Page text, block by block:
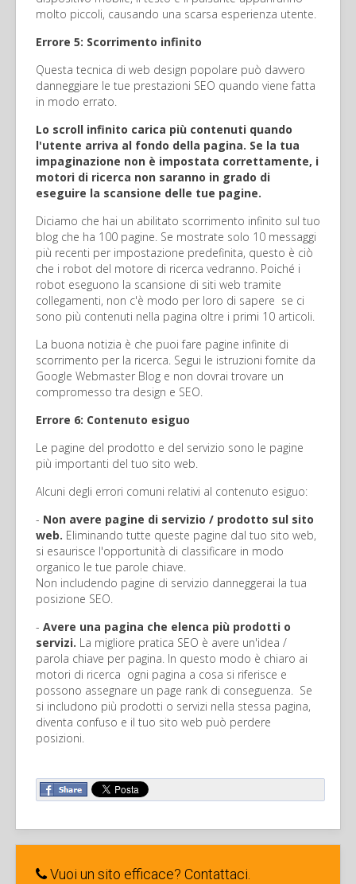
molto piccoli, causando una scarsa esperienza utente.
Errore 5: Scorrimento infinito
Questa tecnica di web design popolare può davvero
danneggiare le tue prestazioni SEO quando viene fatta
in modo errato.
Lo scroll infinito carica più contenuti quando
l'utente arriva al fondo della pagina. Se la tua
impaginazione non è impostata correttamente, i
motori di ricerca non saranno in grado di
eseguire la scansione delle tue pagine.
Diciamo che hai un abilitato scorrimento infinito sul tuo
blog che ha 100 pagine. Se mostrate solo 10 messaggi
più recenti per impostazione predefinita, questo è ciò
che i robot del motore di ricerca vedranno. Poiché i
robot eseguono la scansione di siti web tramite
collegamenti, non c'è modo per loro di sapere se ci
sono più contenuti nella pagina oltre i primi 10 articoli.
La buona notizia è che puoi fare pagine infinite di
scorrimento per la ricerca. Segui le istruzioni fornite da
Google Webmaster Blog e non dovrai trovare un
compromesso tra design e SEO.
Errore 6: Contenuto esiguo
Le pagine del prodotto e del servizio sono le pagine
più importanti del tuo sito web.
Alcuni degli errori comuni relativi al contenuto esiguo:
- Non avere pagine di servizio / prodotto sul sito
web. Eliminando tutte queste pagine dal tuo sito web,
si esaurisce l'opportunità di classificare in modo
organico le tue parole chiave.
Non includendo pagine di servizio danneggerai la tua
posizione SEO.
- Avere una pagina che elenca più prodotti o
servizi. La migliore pratica SEO è avere un'idea /
parola chiave per pagina. In questo modo è chiaro ai
motori di ricerca ogni pagina a cosa si riferisce e
possono assegnare un page rank di conseguenza. Se
si includono più prodotti o servizi nella stessa pagina,
diventa confuso e il tuo sito web può perdere
posizioni.
Vuoi un sito efficace? Contattaci.